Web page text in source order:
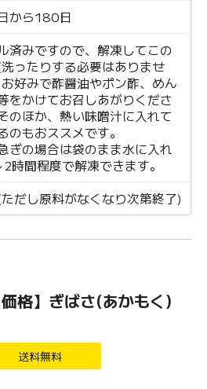
から180日
済みですので、解凍してこの
ったりする必要はありませ
好みで酢醤油やポン酢、めん
をかけてお召しあがりくださ
のほか、熱い味噌汁に入れて
のもおススメです。
ぎの場合は袋のまま水に入れ
時間程度で解凍できます。
だし原料がなくなり次第終了)
格】ぎばさ(あかもく)
送料無料